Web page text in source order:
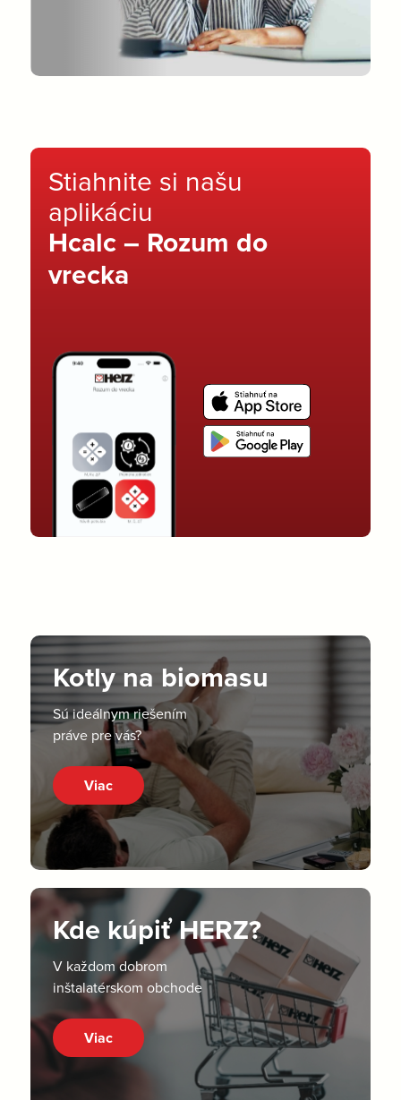
Stiahnite si našu
aplikáciu
Hcalc – Rozum do
vrecka
Kotly na biomasu
Sú ideálnym riešením
práve pre vás?
Viac
Kde kúpiť HERZ?
V každom dobrom
inštalatérskom obchode
Viac